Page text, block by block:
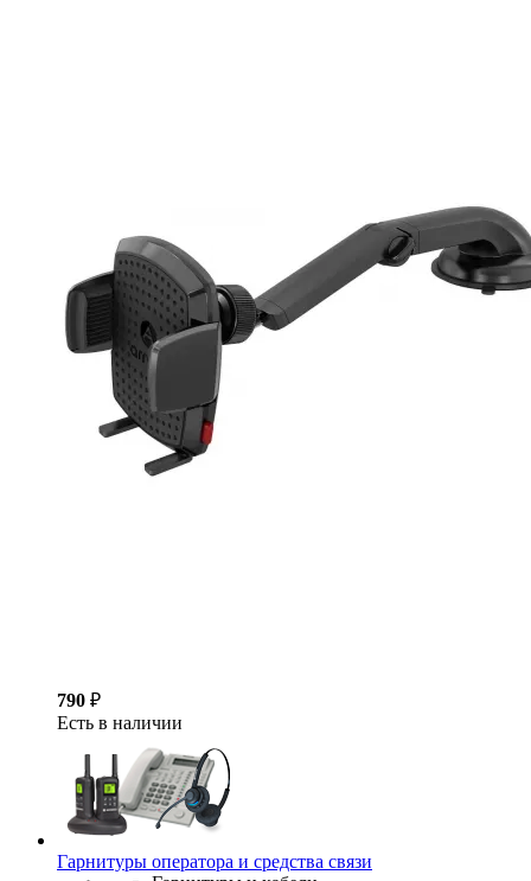
790 ₽
Есть в наличии
Гарнитуры оператора и средства связи